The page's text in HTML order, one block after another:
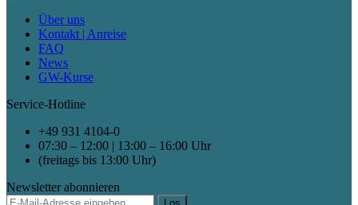
Über uns
Kontakt | Anreise
FAQ
News
GW-Kurse
Service-Hotline
+49 931 4104-0
07:30 – 12:00 | 13:00 – 16:00 Uhr
(freitags bis 13:00 Uhr)
Newsletter abonnieren